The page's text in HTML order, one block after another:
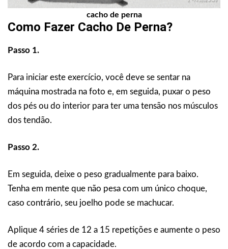
cacho de perna
Como Fazer Cacho De Perna?
Passo 1.
Para iniciar este exercício, você deve se sentar na
máquina mostrada na foto e, em seguida, puxar o peso
dos pés ou do interior para ter uma tensão nos músculos
dos tendão.
Passo 2.
Em seguida, deixe o peso gradualmente para baixo.
Tenha em mente que não pesa com um único choque,
caso contrário, seu joelho pode se machucar.
Aplique 4 séries de 12 a 15 repetições e aumente o peso
de acordo com a capacidade.